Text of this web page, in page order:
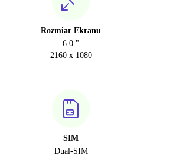
Rozmiar Ekranu
6.0 "
2160 x 1080
SIM
Dual-SIM